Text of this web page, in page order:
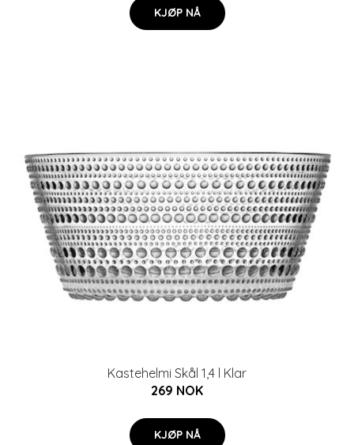
KJØP NÅ
Kastehelmi Skål 1,4 l Klar
269 NOK
KJØP NÅ